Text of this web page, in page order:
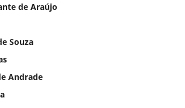
de Araújo
Souza
Andrade